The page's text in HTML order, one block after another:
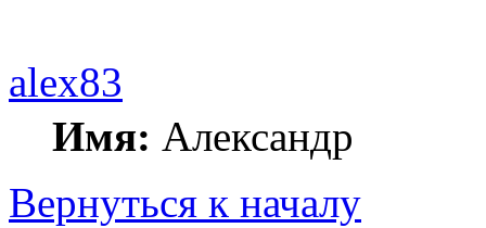
alex83
Имя: Александр
Вернуться к началу